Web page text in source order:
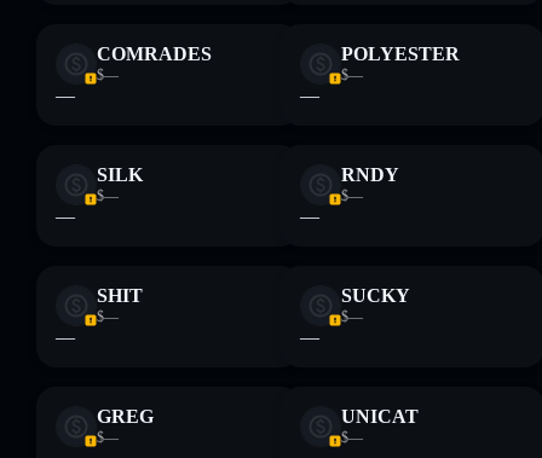
COMRADES
$—
—
POLYESTER
$—
—
SILK
$—
—
RNDY
$—
—
SHIT
$—
—
SUCKY
$—
—
GREG
$—
UNICAT
$—